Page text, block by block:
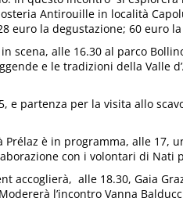
Antirouille in località
euro la degustazione; 60 euro la
scena, alle 16.30 al parco
e le tradizioni della Valle
e partenza per la visita allo
è in programma, alle 17,
con i volontari di Nati
accoglierà, alle 18.30, Gaia
l’incontro Vanna